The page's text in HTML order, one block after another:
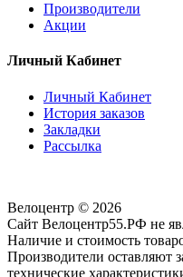
Производители
Акции
Личный Кабинет
Личный Кабинет
История заказов
Закладки
Рассылка
Велоцентр © 2026
Сайт Велоцентр55.РФ не
Наличие и стоимость
Производители оставляют
технические